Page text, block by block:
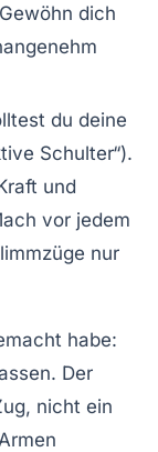
dich
du deine
Schulter“).
und
vor jedem
nur
habe:
Der
nicht ein